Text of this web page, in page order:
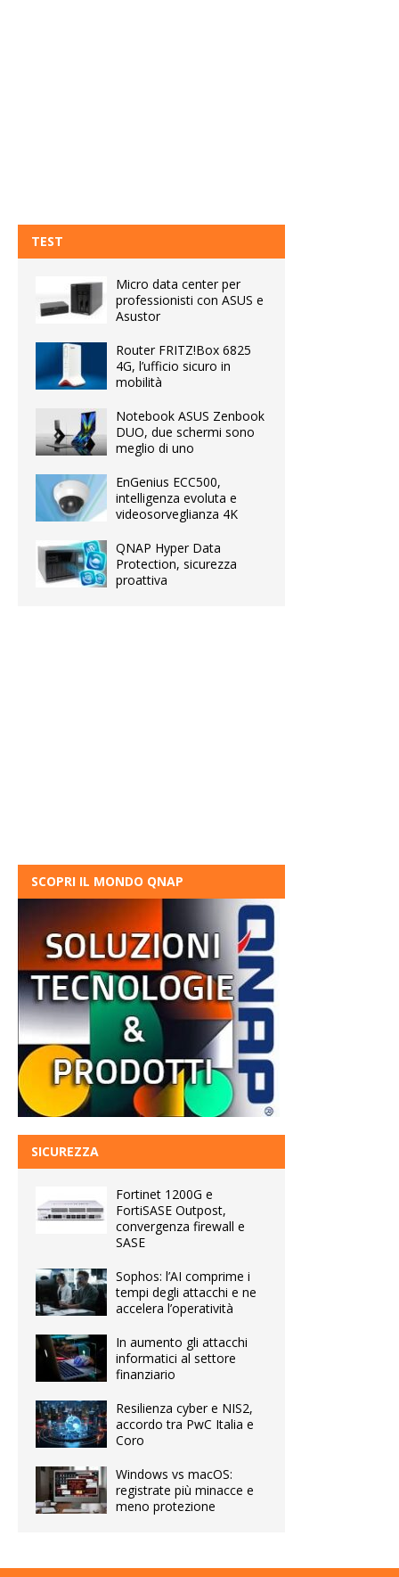
TEST
Micro data center per
professionisti con ASUS e
Asustor
Router FRITZ!Box 6825
4G, l’ufficio sicuro in
mobilità
Notebook ASUS Zenbook
DUO, due schermi sono
meglio di uno
EnGenius ECC500,
intelligenza evoluta e
videosorveglianza 4K
QNAP Hyper Data
Protection, sicurezza
proattiva
SCOPRI IL MONDO QNAP
SICUREZZA
Fortinet 1200G e
FortiSASE Outpost,
convergenza firewall e
SASE
Sophos: l’AI comprime i
tempi degli attacchi e ne
accelera l’operatività
In aumento gli attacchi
informatici al settore
finanziario
Resilienza cyber e NIS2,
accordo tra PwC Italia e
Coro
Windows vs macOS:
registrate più minacce e
meno protezione